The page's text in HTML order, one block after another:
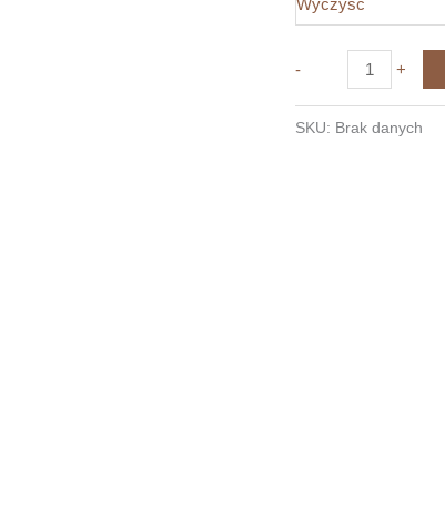
-
Kamizelka
odblaskowa-
+
SKU: Brak danych